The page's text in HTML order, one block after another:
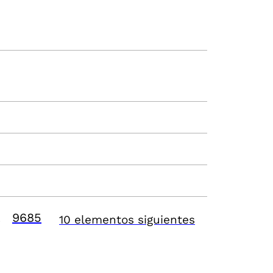
9685 10 elementos siguientes